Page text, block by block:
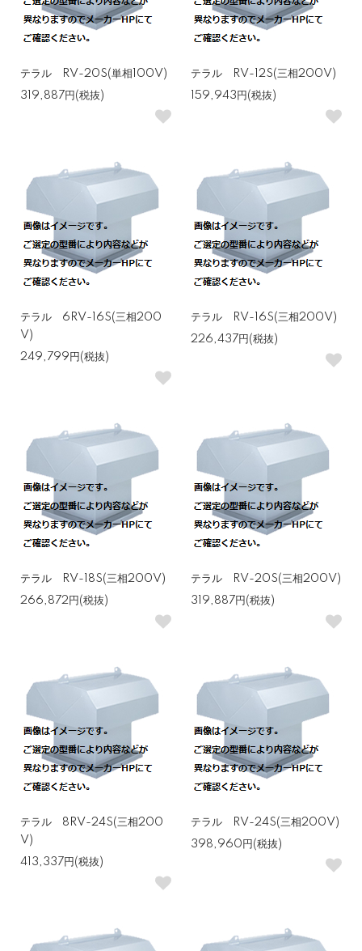
テラル RV-20S(単相100V)
319,887円(税抜)
テラル RV-12S(三相200V)
159,943円(税抜)
テラル 6RV-16S(三相200
V)
249,799円(税抜)
テラル RV-16S(三相200V)
226,437円(税抜)
テラル RV-18S(三相200V)
266,872円(税抜)
テラル RV-20S(三相200V)
319,887円(税抜)
テラル 8RV-24S(三相200
V)
413,337円(税抜)
テラル RV-24S(三相200V)
398,960円(税抜)